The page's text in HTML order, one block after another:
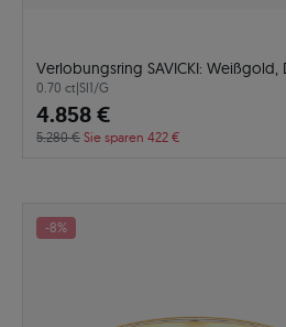
Verlobungsring SAVICKI: Weißgold,
0.70 ct|SI1/G
4.858 €
5.280 € Sie sparen 422 €
-8%